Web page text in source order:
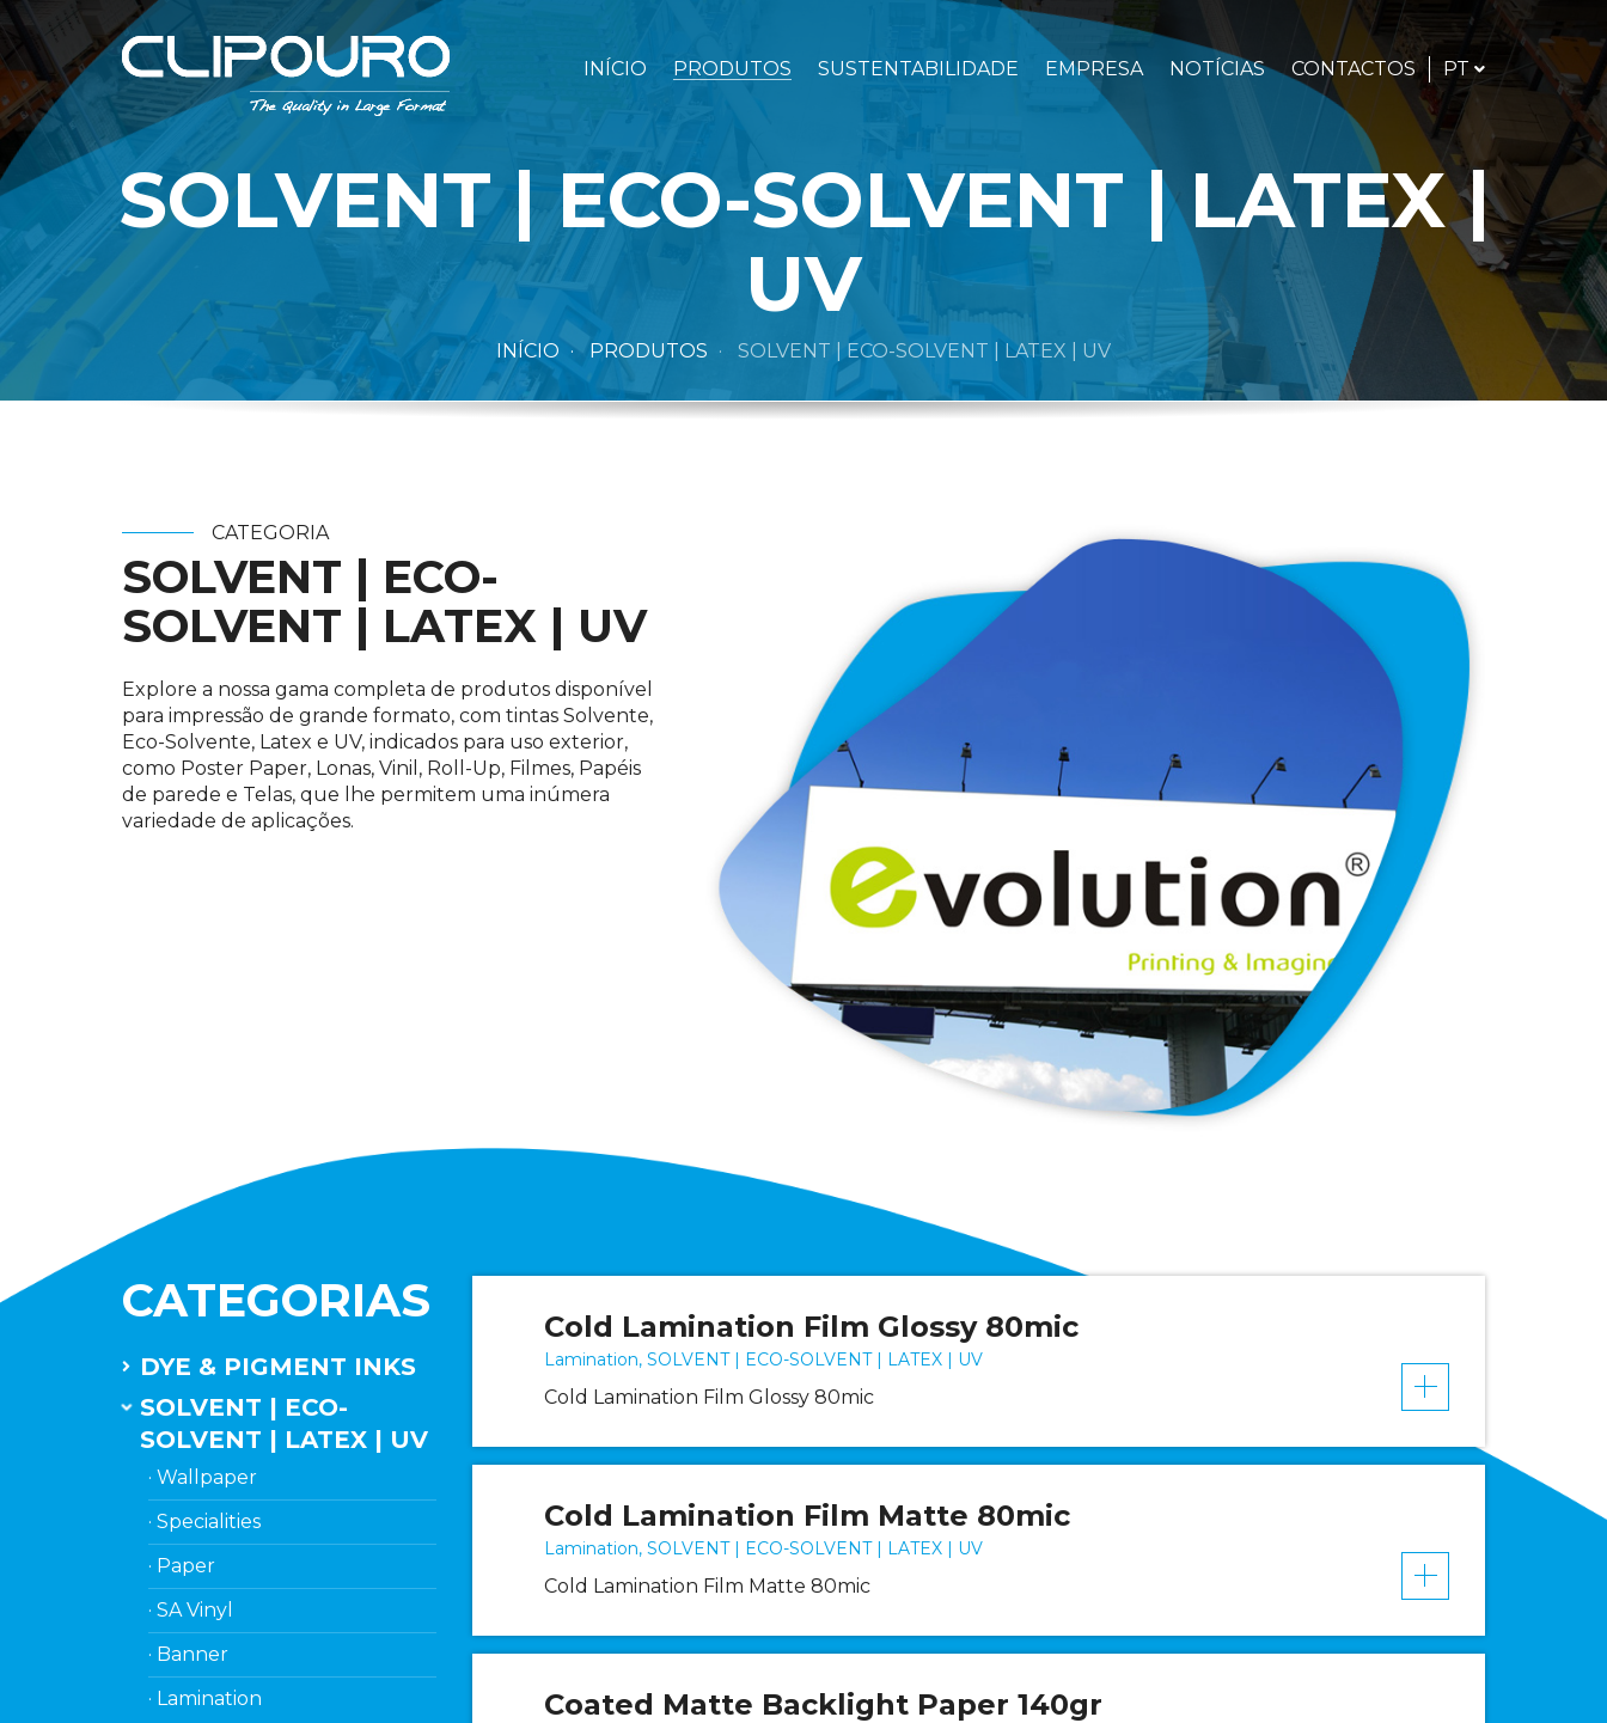
PT PORTUGUÊS
INÍCIO PRODUTOS SUSTENTABILIDADE EMPRESA NOTÍCIAS CONTACTOS
SOLVENT | ECO-SOLVENT | LATEX |
UV
INÍCIO PRODUTOS SOLVENT | ECO-SOLVENT | LATEX | UV
CATEGORIA
SOLVENT | ECO-
SOLVENT | LATEX | UV
Explore a nossa gama completa de produtos disponível
para impressão de grande formato, com tintas Solvente,
Eco-Solvente, Latex e UV, indicados para uso exterior,
como Poster Paper, Lonas, Vinil, Roll-Up, Filmes, Papéis
de parede e Telas, que lhe permitem uma inúmera
variedade de aplicações.
CATEGORIAS
DYE & PIGMENT INKS
SOLVENT | ECO-
SOLVENT | LATEX | UV
· Wallpaper
· Specialities
· Paper
· SA Vinyl
· Banner
· Lamination
Cold Lamination Film Glossy 80mic
Lamination, SOLVENT | ECO-SOLVENT | LATEX | UV
Cold Lamination Film Glossy 80mic
VER MAIS
Cold Lamination Film Matte 80mic
Lamination, SOLVENT | ECO-SOLVENT | LATEX | UV
Cold Lamination Film Matte 80mic
VER MAIS
Coated Matte Backlight Paper 140gr